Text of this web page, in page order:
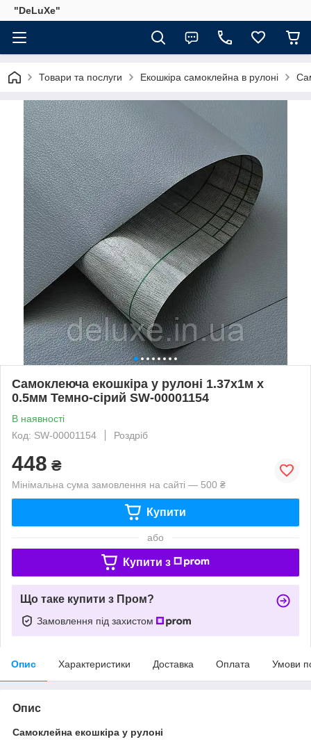
"DeLuХe"
Товари та послуги Екошкіра самоклейна в рулоні
Самоклеюча екошкіра у рулоні 1.37х1м х
0.5мм Темно-сірий SW-00001154
В наявності
Код: SW-00001154
Роздріб
448 ₴
Мінімальна сума замовлення на сайті — 500 ₴
Купити
або
Купити з
Що таке купити з Пром?
Замовлення під захистом
Опис Характеристики Доставка Оплата Умови
Опис
Самоклейна екошкіра у рулоні